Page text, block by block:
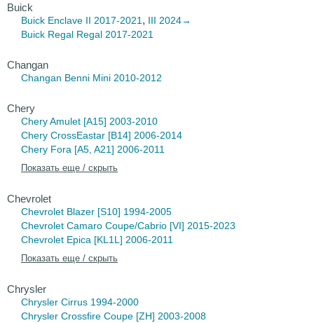
Buick
Buick Enclave II 2017-2021 , III 2024→
Buick Regal Regal 2017-2021
Changan
Changan Benni Mini 2010-2012
Chery
Chery Amulet [A15] 2003-2010
Chery CrossEastar [B14] 2006-2014
Chery Fora [A5, A21] 2006-2011
Показать еще / скрыть
Chevrolet
Chevrolet Blazer [S10] 1994-2005
Chevrolet Camaro Coupe/Cabrio [VI] 2015-2023
Chevrolet Epica [KL1L] 2006-2011
Показать еще / скрыть
Chrysler
Chrysler Cirrus 1994-2000
Chrysler Crossfire Coupe [ZH] 2003-2008